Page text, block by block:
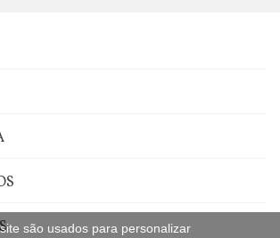
são usados para personalizar